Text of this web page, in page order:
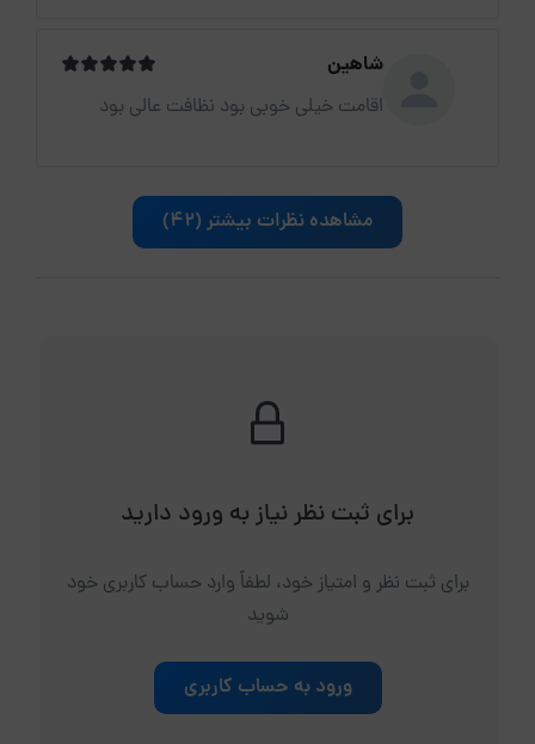
شاهین
اقامت خیلی خوبی بود نظافت عالی بود
مشاهده نظرات بیشتر (42)
برای ثبت نظر نیاز به ورود دارید
برای ثبت نظر و امتیاز خود، لطفاً وارد حساب کاربری خود
شوید
ورود به حساب کاربری